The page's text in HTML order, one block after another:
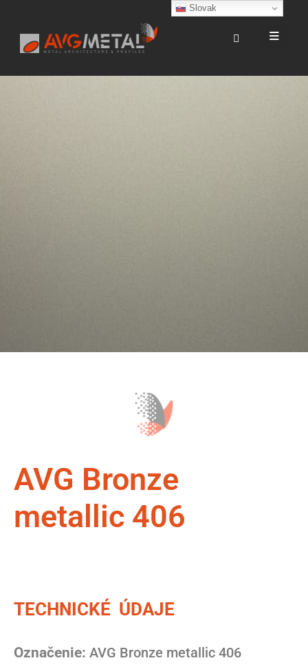
AVG Bronze
metallic 406
TECHNICKÉ ÚDAJE
Označenie: AVG Bronze metallic 406
Slovak